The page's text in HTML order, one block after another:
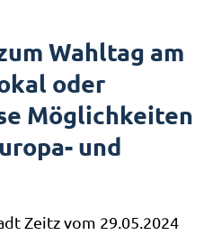
Wahltag am
oder
Möglichkeiten
und
Zeitz vom 29.05.2024